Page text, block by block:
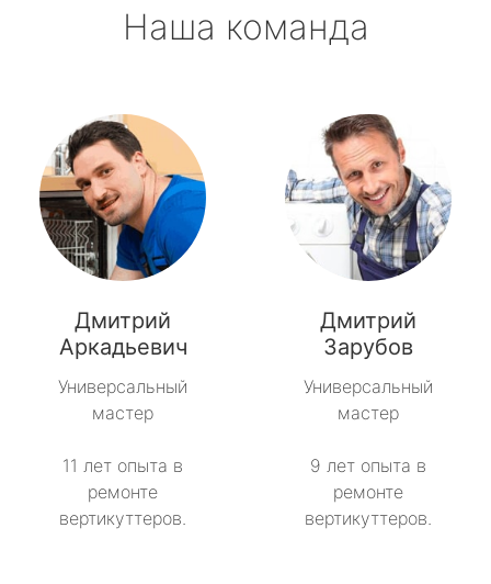
Наша команда
Дмитрий
Аркадьевич
Универсальный
мастер
11 лет опыта в
ремонте
вертикуттеров.
Дмитрий
Зарубов
Универсальный
мастер
9 лет опыта в
ремонте
вертикуттеров.